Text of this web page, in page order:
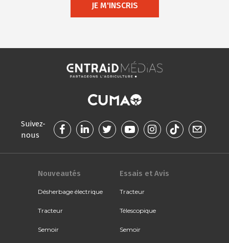
JE M'INSCRIS
Suivez-
nous
Nouveautés
Désherbage électrique
Tracteur
Semoir
Essais et Avis
Tracteur
Télescopique
Semoir